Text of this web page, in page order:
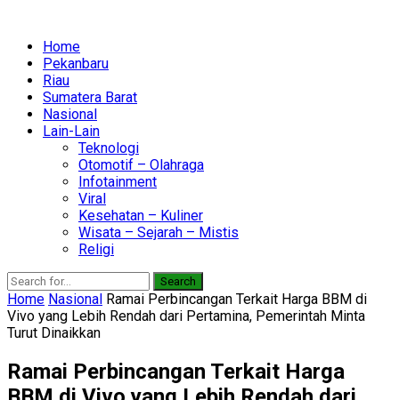
Home
Pekanbaru
Riau
Sumatera Barat
Nasional
Lain-Lain
Teknologi
Otomotif – Olahraga
Infotainment
Viral
Kesehatan – Kuliner
Wisata – Sejarah – Mistis
Religi
Search
Home Nasional Ramai Perbincangan Terkait Harga BBM di
Vivo yang Lebih Rendah dari Pertamina, Pemerintah Minta
Turut Dinaikkan
Ramai Perbincangan Terkait Harga